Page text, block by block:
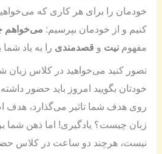
خودمان را برای هر کاری که
کنیم و از خودمان بپرسیم: می‌خواهم
مفهومنیت و قصدمندی را به یاد شما
تصور کنید می‌خواهید در کلاس زبان
خودتان بگویید امروز باید حضور
روی هدف شما تاثیر می‌گذارد،
زبان چیست؟ یادگیری! اما ذهن شما
نیست، هرچند دو ساعت در کلاس